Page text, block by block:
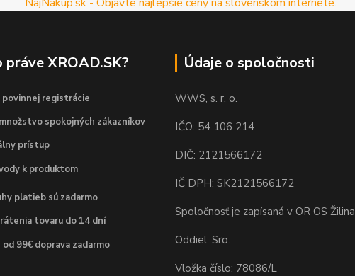
práve XROAD.SK?
povinnej registrácie
spokojných zákazníkov
prístup
k produktom
platieb sú zadarmo
tovaru do 14 dní
od 99€ doprava zadarmo
Údaje o spoločnosti
WWS, s. r. o.
IČO: 54 106 214
DIČ: 2121566172
IČ DPH: SK2121566172
Spoločnosť je zapísaná v OR OS Žilina
Oddiel: Sro.
Vložka číslo: 78086/L